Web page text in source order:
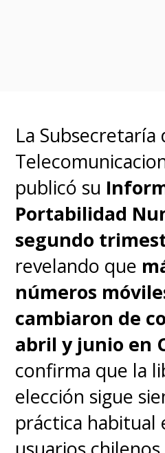
competitivo
tecnológico
visión a largo
fidelizar y
de usuarios
competencia
plataformas on-
demandpuesto
integración
propio
permite una
rendimiento
asegurando que
La Subsecretaría
publicó su
Portabilidad
segundo
revelando que
números
cambiaron de
abril y junio en
confirma que la
elección sigue
práctica habitual